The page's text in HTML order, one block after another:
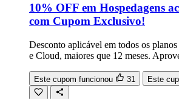
10% OFF em Hospedagens
com Cupom Exclusivo!
Desconto aplicável em todos os
e Cloud, maiores que 12 meses.
Este cupom funcionou 31 Este